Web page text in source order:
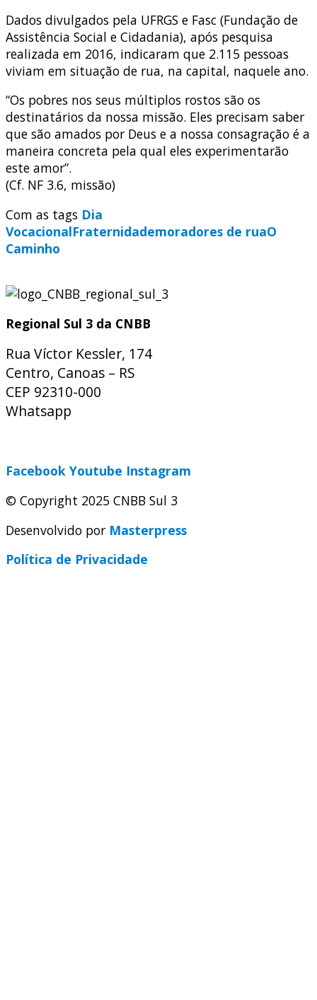
Dados divulgados pela UFRGS e Fasc (Fundação de
Assistência Social e Cidadania), após pesquisa
realizada em 2016, indicaram que 2.115 pessoas
viviam em situação de rua, na capital, naquele ano.
“Os pobres nos seus múltiplos rostos são os
destinatários da nossa missão. Eles precisam saber
que são amados por Deus e a nossa consagração é a
maneira concreta pela qual eles experimentarão
este amor”.
(Cf. NF 3.6, missão)
Com as tags Dia
VocacionalFraternidademoradores de ruaO
Caminho
Regional Sul 3 da CNBB
Rua Víctor Kessler, 174
Centro, Canoas – RS
CEP 92310-000
Whatsapp
Facebook Youtube Instagram
© Copyright 2025 CNBB Sul 3
Desenvolvido por Masterpress
Política de Privacidade